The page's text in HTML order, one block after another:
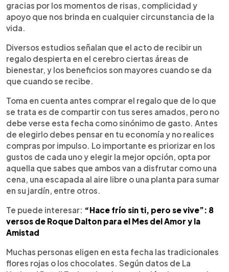
gracias por los momentos de risas, complicidad y
apoyo que nos brinda en cualquier circunstancia de la
vida.
Diversos estudios señalan que el acto de recibir un
regalo despierta en el cerebro ciertas áreas de
bienestar, y los beneficios son mayores cuando se da
que cuando se recibe.
Toma en cuenta antes comprar el regalo que de lo que
se trata es de compartir con tus seres amados, pero no
debe verse esta fecha como sinónimo de gasto. Antes
de elegirlo debes pensar en tu economía y no realices
compras por impulso. Lo importante es priorizar en los
gustos de cada uno y elegir la mejor opción, opta por
aquella que sabes que ambos van a disfrutar como una
cena, una escapada al aire libre o una planta para sumar
en su jardín, entre otros.
Te puede interesar: “Hace frío sin ti, pero se vive”: 8
versos de Roque Dalton para el Mes del Amor y la
Amistad
Muchas personas eligen en esta fecha las tradicionales
flores rojas o los chocolates. Según datos de La